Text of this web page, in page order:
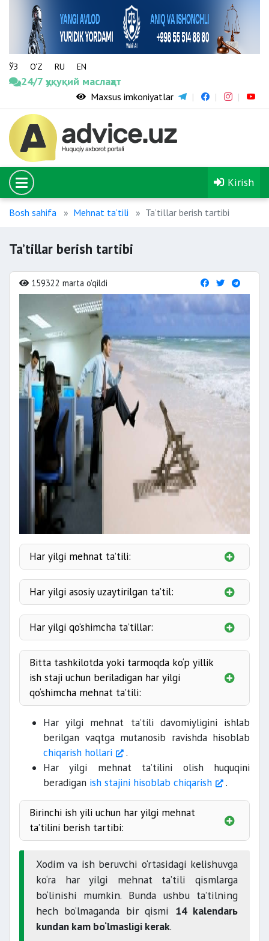
ЎЗ O‘Z RU EN
24/7 ҳуқуқий маслаҳат
Maxsus imkoniyatlar
Kirish
Bosh sahifa Mehnat taʼtili Ta’tillar berish tartibi
Ta’tillar berish tartibi
159322 marta o'qildi
Har yilgi mehnat ta’tili:
Har yilgi mehnat ta’tili
har yili
ish yili davomida beriladigan vaqt davridir.
o‘rindoshlik
asosida
Har yilgi mehnat ta’tilining turlari quyidagilardan
iborat:
asosiy mehnat ta’tili
222-moddasida
asosiy eng kam yoki
O‘RQ-1030-sonli
233-moddasiga
yakshanba
Har yilgi asosiy uzaytirilgan ta’til:
18 yoshgacha bo‘lgan shaxslarga
kalendarь kun
I va II guruh nogironligi bo‘lgan xodimlarga
27 kalendarь kun
Bunday ta’tillar olish huquqiga
ega bo‘lgan xodimlarning ro‘yxati va ushbu
ta’tillarning davomiyligi qonunchilikda
Har yilgi qo‘shimcha ta’tillar:
481-moddasiga
mehnat sharoitlari noqulay ishlarda
483-moddasiga
noqulay tabiiy-iqlim sharoitlarida ish
bajarayotgan xodimlarga
220-moddasiga
tashkilotda yoki tarmoqda ko‘p yillik ish
stajiga ega bo‘lgan xodimlarga
Bitta tashkilotda yoki tarmoqda ko‘p yillik
ish staji uchun beriladigan har yilgi
qo‘shimcha mehnat ta’tili:
5 yil uchun
2
kalendarь kun bo‘lgan
8 kalendarь
Har yilgi mehnat ta’tili davomiyligini ishlab
berilgan vaqtga mutanosib ravishda hisoblab
chiqarish hollari
.
Har yilgi mehnat ta’tilini olish huquqini
beradigan ish stajini hisoblab chiqarish .
Birinchi ish yili uchun har yilgi mehnat
ta’tilini berish tartibi:
Xodim va ish beruvchi o‘rtasidagi kelishuvga
ko‘ra har yilgi mehnat ta’tili qismlarga
bo‘linishi mumkin. Bunda ushbu ta’tilning
hech bo‘lmaganda bir qismi 14 kalendarь
kundan kam bo‘lmasligi kerak.